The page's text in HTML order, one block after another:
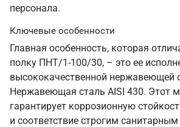
персонала.
Ключевые особенности
Главная особенность, которая
полку ПНТ/1-100/30, – это ее
высококачественной нержавеющей
Нержавеющая сталь AISI 430. Этот
гарантирует коррозионную
и соответствие строгим